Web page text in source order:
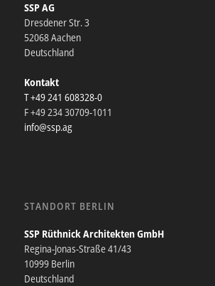
SSP AG
Dresdener Str. 3
52068 Aachen
Deutschland
Kontakt
T +49 241 608328-0
F +49 234 30709-1011
info@ssp.ag
STANDORT BERLIN
SSP Rüthnick Architekten GmbH
Regina-Jonas-Straße 41/43
10999 Berlin
Deutschland